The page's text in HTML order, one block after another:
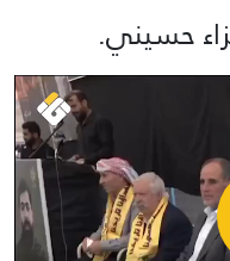
حسيني.